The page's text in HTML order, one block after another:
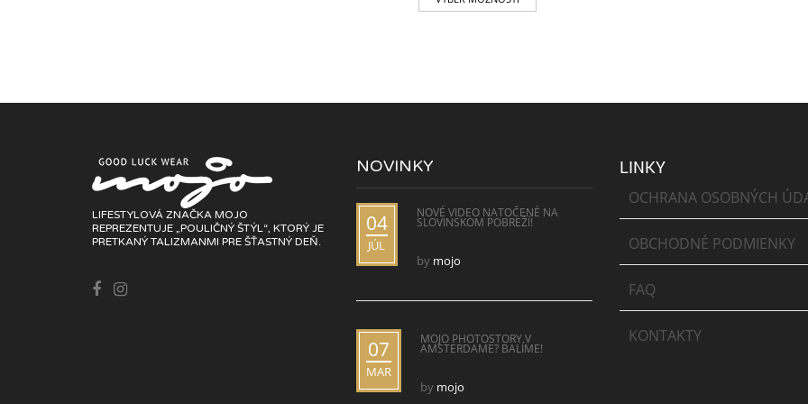
LIFESTYLOVÁ ZNAČKA MOJO
REPREZENTUJE „POULIČNÝ ŠTÝL“, KTORÝ JE
PRETKANÝ TALIZMANMI PRE ŠŤASTNÝ DEŇ.
NOVINKY
04
JÚL
NOVÉ VIDEO NATOČENÉ NA
SLOVINSKOM POBREŽÍ!
by mojo
07
MAR
MOJO PHOTOSTORY V
AMSTERDAME? BALÍME!
by mojo
LINKY
OCHRANA OSOBNÝCH
OBCHODNÉ PODMIENKY
FAQ
KONTAKTY